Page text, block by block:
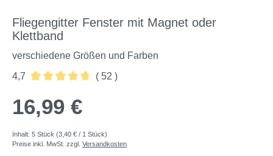
Fliegengitter Fenster mit Magnet oder
Klettband
verschiedene Größen und Farben
4,7
( 52 )
16,99 €
Inhalt: 5 Stück (3,40 € / 1 Stück)
Preise inkl. MwSt. zzgl. Versandkosten